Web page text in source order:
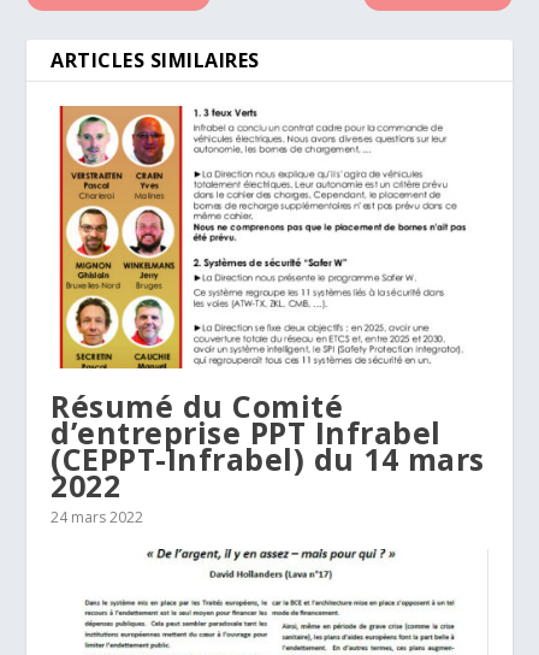
ARTICLES SIMILAIRES
Résumé du Comité
d’entreprise PPT Infrabel
(CEPPT-Infrabel) du 14 mars
2022
24 mars 2022